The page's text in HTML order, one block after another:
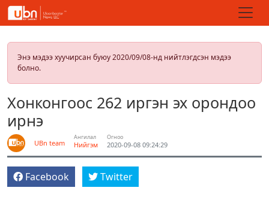
Энэ мэдээ хуучирсан буюу 2020/09/08-нд нийтлэгдсэн мэдээ
болно.
Хонконгоос 262 иргэн эх орондоо
ирнэ
UBn team
Ангилал
Нийгэм
Огноо
2020-09-08 09:24:29
Facebook Twitter